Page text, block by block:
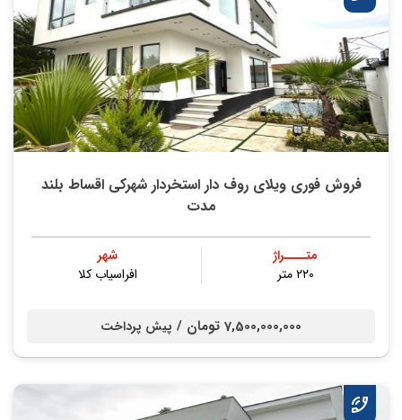
فروش فوری ویلای روف دار استخردار شهرکی اقساط بلند
مدت
متــــراژ
۲۲۰ متر
شهر
افراسیاب کلا
7,500,000,000 تومان / پیش پرداخت